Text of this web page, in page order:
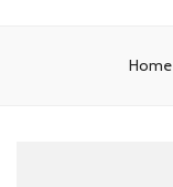
Home